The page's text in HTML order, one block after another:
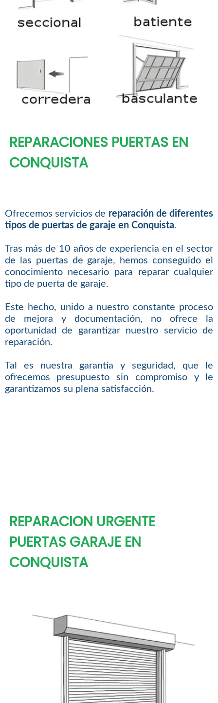
REPARACIONES PUERTAS EN
CONQUISTA
Ofrecemos servicios de reparación de diferentes
tipos de puertas de garaje en Conquista.
Tras más de 10 años de experiencia en el sector
de las puertas de garaje, hemos conseguido el
conocimiento necesario para reparar cualquier
tipo de puerta de garaje.
Este hecho, unido a nuestro constante proceso
de mejora y documentación, no ofrece la
oportunidad de garantizar nuestro servicio de
reparación.
Tal es nuestra garantía y seguridad, que le
ofrecemos presupuesto sin compromiso y le
garantizamos su plena satisfacción.
REPARACION URGENTE
PUERTAS GARAJE EN
CONQUISTA